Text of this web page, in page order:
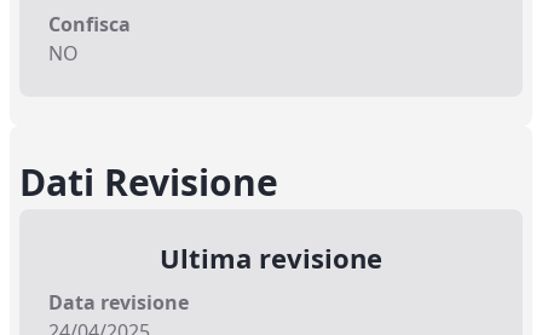
Confisca
NO
Dati Revisione
Ultima revisione
Data revisione